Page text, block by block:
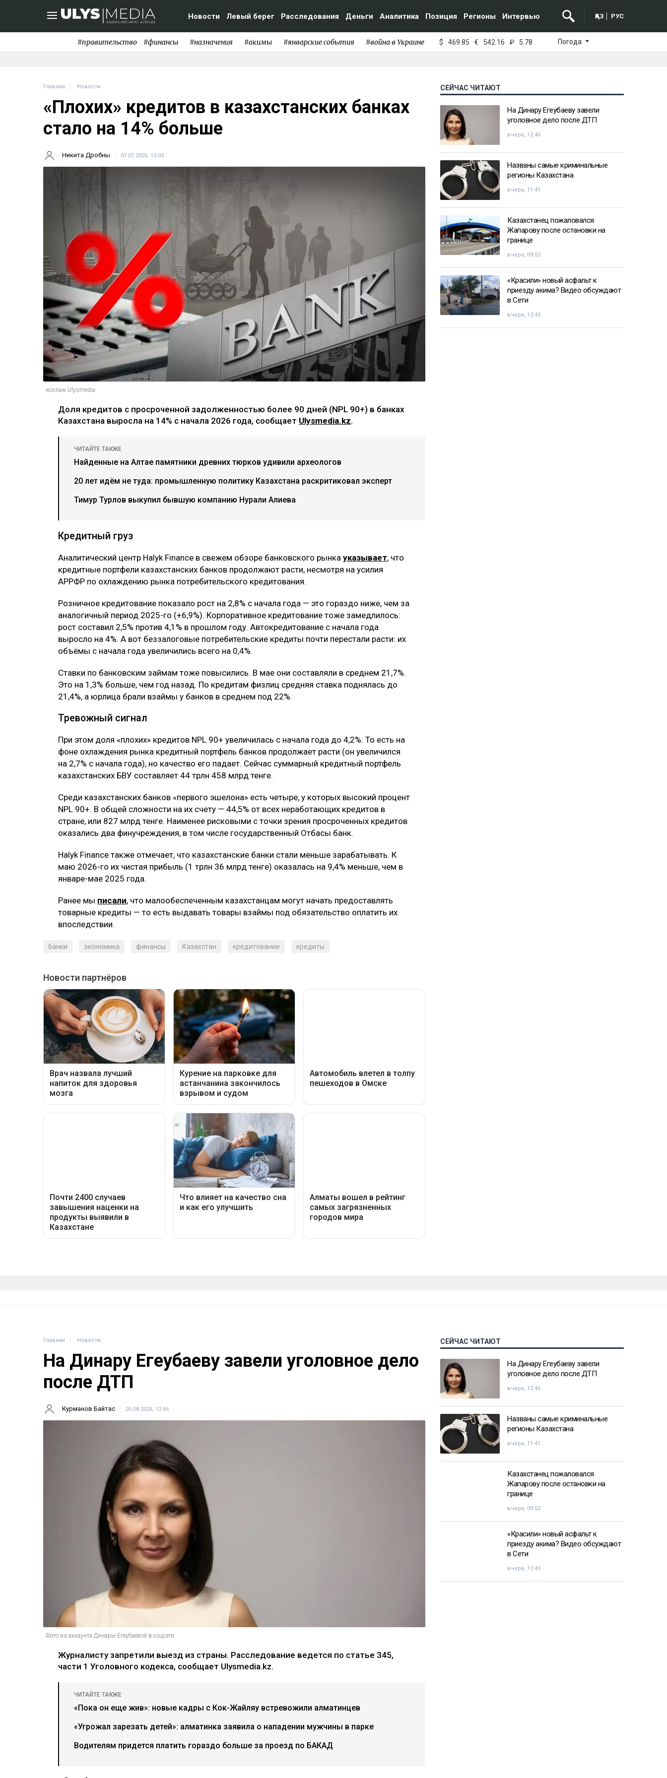
Новости Левый берег Расследования Деньги Аналитика Позиция Регионы Интервью ҚАЗ РУС
#правительство #финансы #назначения #акимы #январские события #война в Украине $ 469.85 € 542.16 ₽ 5.78 Погода
Главная Новости
«Плохих» кредитов в казахстанских банках
стало на 14% больше
Никита Дробны 07.07.2026, 15:03
коллаж Ulysmedia
Доля кредитов с просроченной задолженностью более 90 дней (NPL 90+) в банках
Казахстана выросла на 14% с начала 2026 года, сообщает Ulysmedia.kz.
ЧИТАЙТЕ ТАКЖЕ
Найденные на Алтае памятники древних тюрков удивили археологов
20 лет идём не туда: промышленную политику Казахстана раскритиковал эксперт
Тимур Турлов выкупил бывшую компанию Нурали Алиева
Кредитный груз
Аналитический центр Halyk Finance в свежем обзоре банковского рынка указывает, что
кредитные портфели казахстанских банков продолжают расти, несмотря на усилия
АРРФР по охлаждению рынка потребительского кредитования.
Розничное кредитование показало рост на 2,8% с начала года — это гораздо ниже, чем за
аналогичный период 2025-го (+6,9%). Корпоративное кредитование тоже замедлилось:
рост составил 2,5% против 4,1% в прошлом году. Автокредитование с начала года
выросло на 4%. А вот беззалоговые потребительские кредиты почти перестали расти: их
объёмы с начала года увеличились всего на 0,4%.
Ставки по банковским займам тоже повысились. В мае они составляли в среднем 21,7%.
Это на 1,3% больше, чем год назад. По кредитам физлиц средняя ставка поднялась до
21,4%, а юрлица брали взаймы у банков в среднем под 22%.
Тревожный сигнал
При этом доля «плохих» кредитов NPL 90+ увеличилась с начала года до 4,2%. То есть на
фоне охлаждения рынка кредитный портфель банков продолжает расти (он увеличился
на 2,7% с начала года), но качество его падает. Сейчас суммарный кредитный портфель
казахстанских БВУ составляет 44 трлн 458 млрд тенге.
Среди казахстанских банков «первого эшелона» есть четыре, у которых высокий процент
NPL 90+. В общей сложности на их счету — 44,5% от всех неработающих кредитов в
стране, или 827 млрд тенге. Наименее рисковыми с точки зрения просроченных кредитов
оказались два финучреждения, в том числе государственный Отбасы банк.
Halyk Finance также отмечает, что казахстанские банки стали меньше зарабатывать. К
маю 2026-го их чистая прибыль (1 трлн 36 млрд тенге) оказалась на 9,4% меньше, чем в
январе-мае 2025 года.
Ранее мы писали, что малообеспеченным казахстанцам могут начать предоставлять
товарные кредиты — то есть выдавать товары взаймы под обязательство оплатить их
впоследствии.
банки экономика финансы Казахстан кредитование кредиты
СЕЙЧАС ЧИТАЮТ
На Динару Егеубаеву завели
уголовное дело после ДТП
вчера, 12:46
Названы самые криминальные
регионы Казахстана
вчера, 11:41
Казахстанец пожаловался
Жапарову после остановки на
границе
вчера, 09:52
«Красили» новый асфальт к
приезду акима? Видео обсуждают
в Сети
вчера, 12:43
Главная Новости
На Динару Егеубаеву завели уголовное дело
после ДТП
Курманов Байтас 05.08.2026, 12:46
Фото из аккаунта Динары Егеубаевой в соцсети
Журналисту запретили выезд из страны. Расследование ведется по статье 345,
части 1 Уголовного кодекса, сообщает Ulysmedia.kz.
ЧИТАЙТЕ ТАКЖЕ
«Пока он еще жив»: новые кадры с Кок-Жайляу встревожили алматинцев
«Угрожал зарезать детей»: алматинка заявила о нападении мужчины в парке
Водителям придется платить гораздо больше за проезд по БАКАД
СЕЙЧАС ЧИТАЮТ
На Динару Егеубаеву завели
уголовное дело после ДТП
вчера, 12:46
Названы самые криминальные
регионы Казахстана
вчера, 11:41
Казахстанец пожаловался
Жапарову после остановки на
границе
вчера, 09:52
«Красили» новый асфальт к
приезду акима? Видео обсуждают
в Сети
вчера, 12:43